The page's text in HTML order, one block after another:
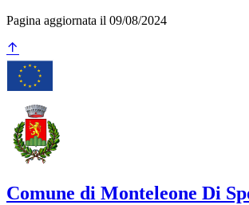
Pagina aggiornata il 09/08/2024
Comune di Monteleone Di